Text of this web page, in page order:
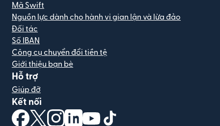
Mã Swift
Nguồn lực dành cho hành vi gian lận và lừa đảo
Đối tác
Số IBAN
Công cụ chuyển đổi tiền tệ
Giới thiệu bạn bè
Hỗ trợ
Giúp đỡ
Kết nối
(mở trong cửa sổ mới)
(mở trong cửa sổ mới)
(mở trong cửa sổ mới)
(mở trong cửa sổ mới)
(mở trong cửa sổ mới)